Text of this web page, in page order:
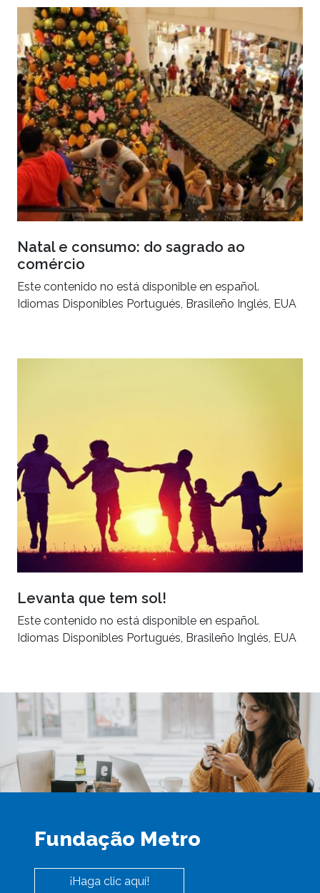
Natal e consumo: do sagrado ao
comércio
Este contenido no está disponible en español.
Idiomas Disponibles Portugués, Brasileño Inglés, EUA
Levanta que tem sol!
Este contenido no está disponible en español.
Idiomas Disponibles Portugués, Brasileño Inglés, EUA
Fundação Metro
¡Haga clic aquí!